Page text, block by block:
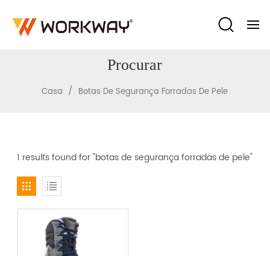
Procurar
Casa / Botas De Segurança Forradas De Pele
1 results found for "botas de segurança forradas de pele"